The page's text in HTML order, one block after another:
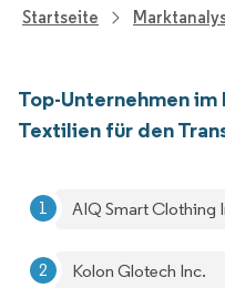
Startseite
Top-Unternehmen
Textilien für den
AIQ Smart Clothing
Kolon Glotech Inc.